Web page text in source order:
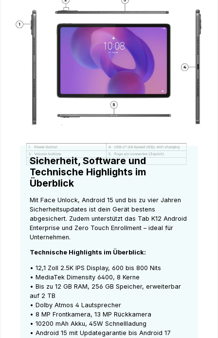
Sicherheit, Software und
Technische Highlights im
Überblick
Mit Face Unlock, Android 15 und bis zu vier Jahren
Sicherheitsupdates ist dein Gerät bestens
abgesichert. Zudem unterstützt das Tab K12 Android
Enterprise und Zero Touch Enrollment – ideal für
Unternehmen.
Technische Highlights im Überblick:
• 12,1 Zoll 2.5K IPS Display, 600 bis 800 Nits
• MediaTek Dimensity 6400, 8 Kerne
• Bis zu 12 GB RAM, 256 GB Speicher, erweiterbar
auf 2 TB
• Dolby Atmos 4 Lautsprecher
• 8 MP Frontkamera, 13 MP Rückkamera
• 10200 mAh Akku, 45W Schnellladung
• Android 15 mit Updategarantie bis Android 17